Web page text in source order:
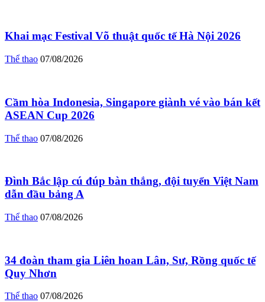
Khai mạc Festival Võ thuật quốc tế Hà Nội 2026
Thể thao 07/08/2026
Cầm hòa Indonesia, Singapore giành vé vào bán kết
ASEAN Cup 2026
Thể thao 07/08/2026
Đình Bắc lập cú đúp bàn thắng, đội tuyển Việt Nam
dẫn đầu bảng A
Thể thao 07/08/2026
34 đoàn tham gia Liên hoan Lân, Sư, Rồng quốc tế
Quy Nhơn
Thể thao 07/08/2026